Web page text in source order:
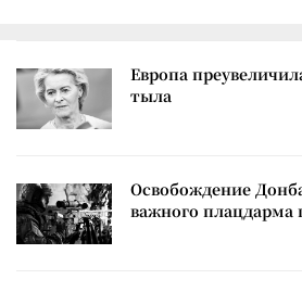
Европа
тыла
Освобождение
важного плацдарма